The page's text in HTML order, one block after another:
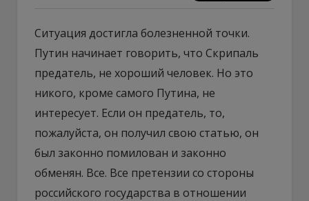
Ситуация достигла болезненной точки.
Путин начинает говорить, что Скрипаль
предатель, не хороший человек. Но это
никого, кроме самого Путина, не
интересует. Если он предатель, то,
пожалуйста, он получил свою статью, он
был законно помилован и законно
обменян. Все. Все претензии со стороны
российского государства в отношении